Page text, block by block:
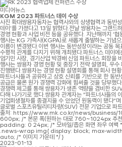
미디어뉴스
KGM 2023 파트너스 데이 수상
사진 확대쌍용자동차는 협력사와의 상생협력과 동반
데이’를 가졌다고 13일 밝혔다.전날 쌍용차는 그랜드
경영 현황과 사업 비전 등을 공유했다. 지난해까지 ‘
행사는 KG 가족사(KGPA)로 새롭게 출발하는 기념
이름이 변경됐다.이번 행사는 동반성장이라는 공동
수평적 관계를 다지기 위해 개최됐다.파트너스 데이
엄기민 사장, 경기산업 박경배 신임 파트너스 회장을
행사는 쌍용차 경영 현황 및 중장기 전략 설명회, 우
진행됐다.쌍용차는 경영 현황 설명회를 통해 회사 현
파트너사들과 공유하고 상호 신뢰를 기반으로 한 동
공급은 물론 원가 경쟁력 강화에 힘써줄 것을 당부했
경쟁력 제고를 통해 쌍용차가 생존 역량을 겸비한
다해 나가기로 했다.쌍용차 관계자는 “파트너사들의
기업회생절차를 종결지을 수 있었던 원동력이 됐다”
글로벌 스포츠유틸리티차량(SUV) 전문 기업으로 파
출처: https://www.mk.co.kr/news/
600px; /* 본문 폭(원하는 대로 760~1024px
padding: 0 24px; /* 모바일/좁은 화면 좌우 여백
.news-wrap img{ display: block; max-
auto; /* 이미지 가운데 */ }
2023-01-13